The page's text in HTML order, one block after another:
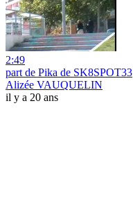
2:49
part de Pika de SK8SPOT33
Alizée VAUQUELIN
il y a 20 ans